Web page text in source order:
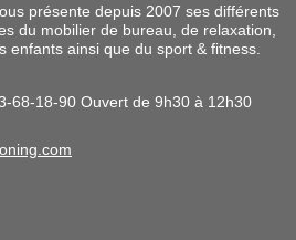
présente depuis 2007 ses différents
du mobilier de bureau, de relaxation,
enfants ainsi que du sport & fitness.
68-18-90 Ouvert de 9h30 à 12h30